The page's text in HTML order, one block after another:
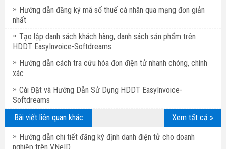
Hướng dẫn đăng ký mã số thuế cá nhân qua mạng đơn giản
nhất
Tạo lập danh sách khách hàng, danh sách sản phẩm trên
HDDT EasyInvoice-Softdreams
Hướng dẫn cách tra cứu hóa đơn điện tử nhanh chóng, chính
xác
Cài Đặt và Hướng Dẫn Sử Dụng HDDT EasyInvoice-
Softdreams
Xem tất cả »
Bài viết liên quan khác
Hướng dẫn chi tiết đăng ký định danh điện tử cho doanh